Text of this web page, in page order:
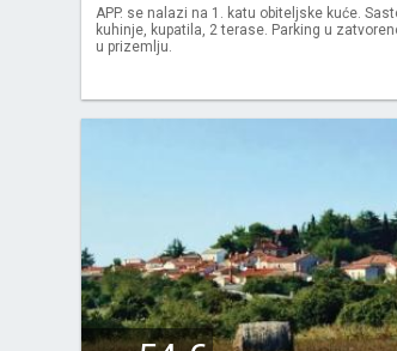
APP. se nalazi na 1. katu obiteljske kuće.
kuhinje, kupatila, 2 terase. Parking u
u prizemlju.